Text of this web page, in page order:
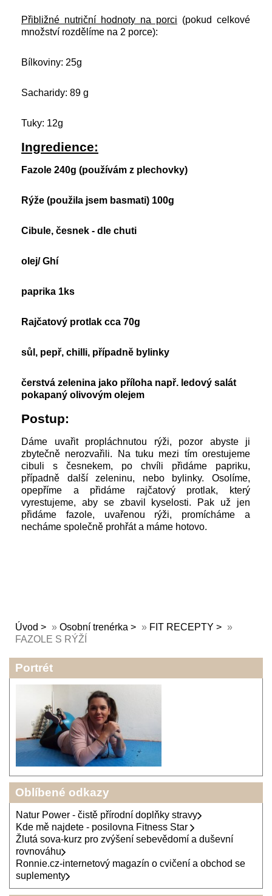
Přibližné nutriční hodnoty na porci (pokud celkové
množství rozdělíme na 2 porce):
Bílkoviny: 25g
Sacharidy: 89 g
Tuky: 12g
Ingredience:
Fazole 240g (používám z plechovky)
Rýže (použila jsem basmati) 100g
Cibule, česnek - dle chuti
olej/ Ghí
paprika 1ks
Rajčatový protlak cca 70g
sůl, pepř, chilli, případně bylinky
čerstvá zelenina jako příloha např. ledový salát
pokapaný olivovým olejem
Postup:
Dáme uvařit propláchnutou rýži, pozor abyste ji
zbytečně nerozvařili. Na tuku mezi tím orestujeme
cibuli s česnekem, po chvíli přidáme papriku,
případně další zeleninu, nebo bylinky. Osolíme,
opepříme a přidáme rajčatový protlak, který
vyrestujeme, aby se zbavil kyselosti. Pak už jen
přidáme fazole, uvařenou rýži, promícháme a
necháme společně prohřát a máme hotovo.
Úvod » Osobní trenérka » FIT RECEPTY
»
FAZOLE S RÝŽÍ
Portrét
Oblíbené odkazy
Natur Power - čistě přírodní doplňky stravy
Kde mě najdete - posilovna Fitness Star
Žlutá sova-kurz pro zvýšení sebevědomí a duševní
rovnováhu
Ronnie.cz-internetový magazín o cvičení a obchod se
suplementy